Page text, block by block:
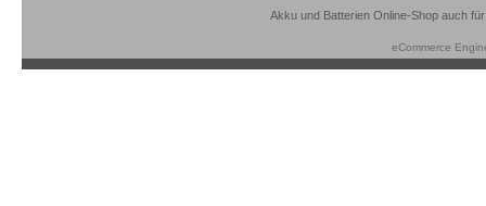
Akku und Batterien Online-Shop auch
eCommerce